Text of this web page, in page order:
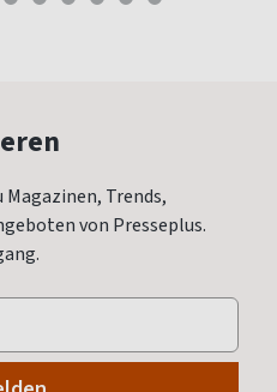
Trends,
von Presseplus.